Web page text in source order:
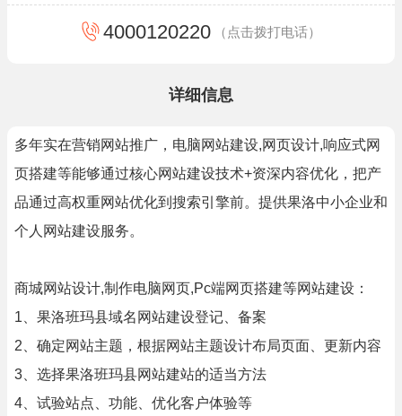
4000120220 （点击拨打电话）
详细信息
多年实在营销网站推广，电脑网站建设,网页设计,响应式网
页搭建等能够通过核心网站建设技术+资深内容优化，把产
品通过高权重网站优化到搜索引擎前。提供果洛中小企业和
个人网站建设服务。
商城网站设计,制作电脑网页,Pc端网页搭建等网站建设：
1、果洛班玛县域名网站建设登记、备案
2、确定网站主题，根据网站主题设计布局页面、更新内容
3、选择果洛班玛县网站建站的适当方法
4、试验站点、功能、优化客户体验等